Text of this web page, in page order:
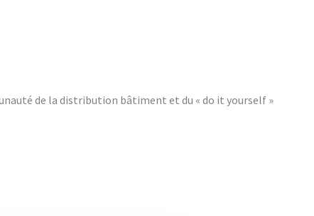
de la distribution bâtiment et du « do it yourself »